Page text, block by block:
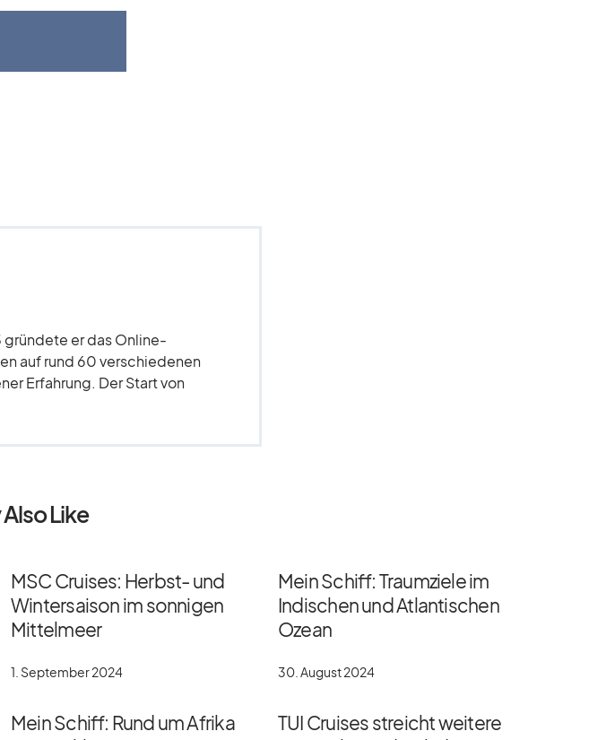
gründete er das Online-
auf rund 60 verschiedenen
Erfahrung. Der Start von
Like
MSC Cruises: Herbst- und
Wintersaison im sonnigen
Mittelmeer
1. September 2024
Mein Schiff: Traumziele im
Indischen und Atlantischen
Ozean
30. August 2024
Mein Schiff: Rund um Afrika
TUI Cruises streicht weitere